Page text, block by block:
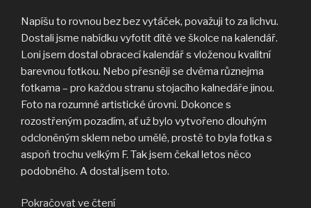
Napíšu to rovnou bez bez vytáček, považuji to za lichvu.
Dostali jsme nabídku vyfotit dítě ve školce na kalendář.
Loni jsem dostal obracecí kalendář s vloženou kvalitní
barevnou fotkou. Nebo přesněji se dvěma různejma
fotkama – pro každou stranu stojacího kalnedáře jinou.
Foto na rozumné artistické úrovni. Dokonce s
rozostřeným pozadím, ať už bylo vytvořeno dlouhým
odcloněným sklem nebo umělě, prostě to byla fotka s
aspoň trochu velkým F. Tak jsem čekal letos něco
podobného. A dostal jsem toto.
Pokračovat ve čtení„Skoro